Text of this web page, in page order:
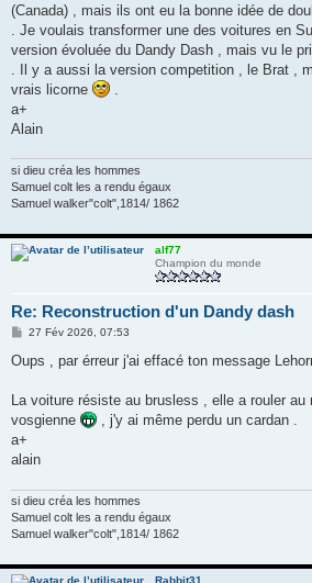
(Canada) , mais ils ont eu la bonne idée de
. Je voulais transformer une des voitures en
version évoluée du Dandy Dash , mais vu le
. Il y a aussi la version competition , le Brat ,
vrais licorne
a+
Alain
si dieu créa les hommes
Samuel colt les a rendu égaux
Samuel walker"colt",1814/ 1862
alf77
Champion du monde
Re: Reconstruction d'un Dandy dash
M
s
g
27 Fév 2026, 07:53
Oups , par érreur j'ai effacé ton message
La voiture résiste au brusless , elle a rouler
vosgienne
, j'y ai même perdu un cardan .
a+
alain
si dieu créa les hommes
Samuel colt les a rendu égaux
Samuel walker"colt",1814/ 1862
Rabbit31